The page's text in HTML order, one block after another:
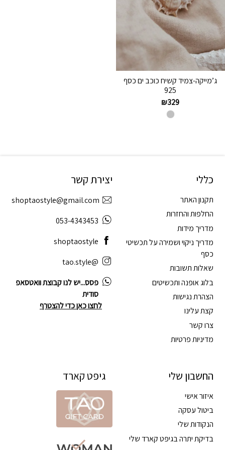
ג’מייקה-צמיד קשיח כוכב ים כסף
925
₪329
כללי
תקנון האתר
החלפות והחזרות
מדריך מידות
מדריך ניקוי ושמירה על תכשיטי
כסף
שאלות תשובות
בלוג אופנה ותכשיטים
הצהרת נגישות
קצת עלינו
צרו קשר
מדיניות פרטיות
החשבון שלי
איזור אישי
ביטול עסקה
הנקודות שלי
בדיקת יתרה בגיפט קארד שלי
יצירת קשר
shoptaostyle@gmail.com
053-4343453
shoptaostyle
@tao.style
פסס...יש לנו קבוצת וואטסאפ
סודית
לחצו כאן כדי להצטרף
גיפט קארד